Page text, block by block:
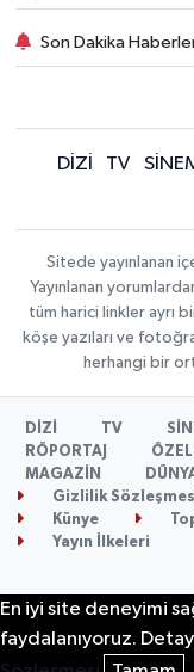
Son Dakika
DİZİ TV
Sitede yayınlanan
Yayınlanan
tüm harici linkler ayrı
köşe yazıları ve
herhangi bir
DİZİ TV
RÖPORTAJ
MAGAZİN
Gizlilik
Künye
Yayın İlkeleri
En iyi site deneyimi
faydalanıyoruz.